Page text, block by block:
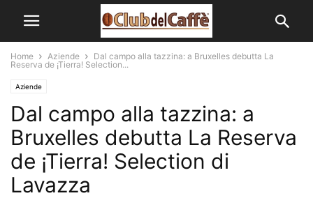
Home Aziende
Dal campo alla tazzina: a Bruxelles debutta La
Reserva de ¡Tierra! Selection...
Aziende
Dal campo alla tazzina: a
Bruxelles debutta La Reserva
de ¡Tierra! Selection di
Lavazza